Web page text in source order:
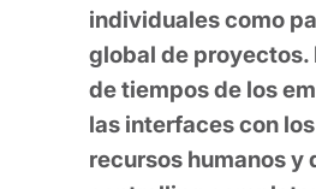
individuales como
global de proyectos.
de tiempos de los
las interfaces con
recursos humanos y